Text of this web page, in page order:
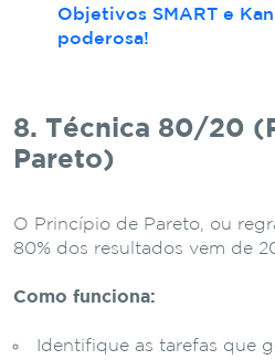
Objetivos SMART e
poderosa!
8. Técnica 80/20
Pareto)
O Princípio de Pareto, ou
80% dos resultados vêm de
Como funciona:
Identifique as tarefas que